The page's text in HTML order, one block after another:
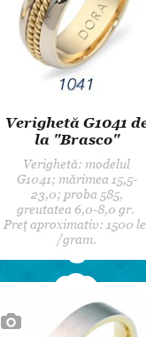
Verighetă G1041
la "Brasco"
Verighetă: modelul
G1041; mărimea 15,5-
23,0; proba 585,
greutatea 6,0-8,0 gr.
Preț aproximativ: 1500
/gram.